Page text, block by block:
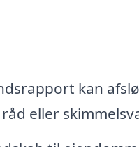
kan
eller